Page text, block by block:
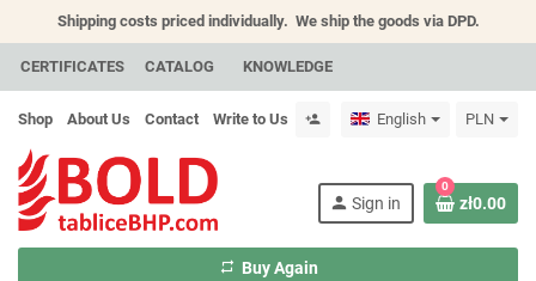
Shipping costs priced individually. We ship the goods via DPD.
CERTIFICATES CATALOG KNOWLEDGE
Shop About Us Contact Write to Us person_add English PLN
person Sign in
repeat Buy Again
0
zł0.00